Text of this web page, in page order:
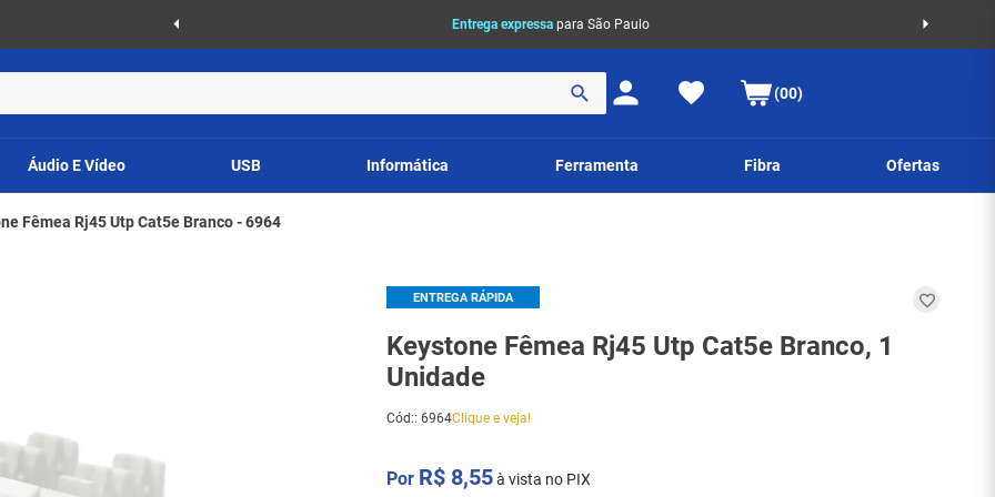
Entrega expressa para São Paulo
(00)
Áudio E Vídeo USB Informática Ferramenta Fibra Ofertas
Fêmea Rj45 Utp Cat5e Branco - 6964
ENTREGA RÁPIDA
Keystone Fêmea Rj45 Utp Cat5e Branco, 1
Unidade
Cód::6964Clique e veja!
R$ 8,55à vista no PIX